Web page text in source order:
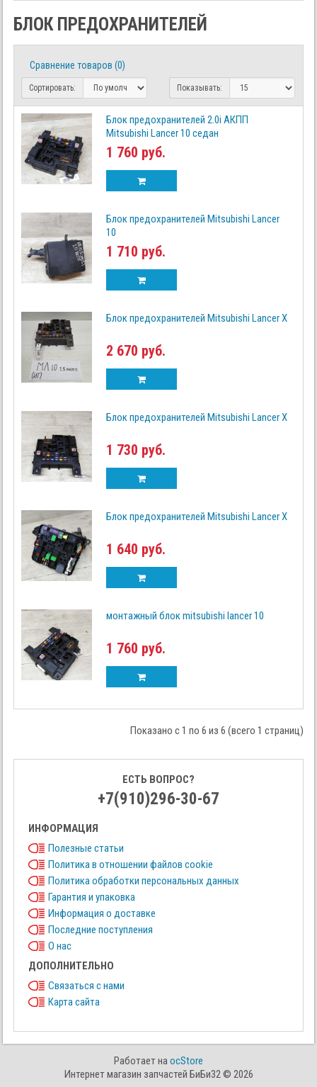
БЛОК ПРЕДОХРАНИТЕЛЕЙ
Сравнение товаров (0)
Сортировать: Показывать:
Блок предохранителей 2.0i АКПП
Mitsubishi Lancer 10 седан
1 760 руб.
Блок предохранителей Mitsubishi Lancer
10
1 710 руб.
Блок предохранителей Mitsubishi Lancer X
2 670 руб.
Блок предохранителей Mitsubishi Lancer X
1 730 руб.
Блок предохранителей Mitsubishi Lancer X
1 640 руб.
монтажный блок mitsubishi lancer 10
1 760 руб.
Показано с 1 по 6 из 6 (всего 1 страниц)
ЕСТЬ ВОПРОС?
+7(910)296-30-67
ИНФОРМАЦИЯ
Полезные статьи
Политика в отношении файлов cookie
Политика обработки персональных данных
Гарантия и упаковка
Информация о доставке
Последние поступления
О нас
ДОПОЛНИТЕЛЬНО
Связаться с нами
Карта сайта
Работает наocStore
Интернет магазин запчастей БиБи32 © 2026